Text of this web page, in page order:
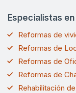
Especialistas en
Reformas de
Reformas de
Reformas de
Reformas de
Rehabilitación